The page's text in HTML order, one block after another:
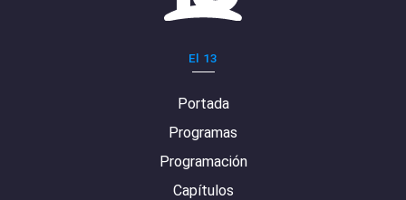
El 13
Portada
Programas
Programación
Capítulos